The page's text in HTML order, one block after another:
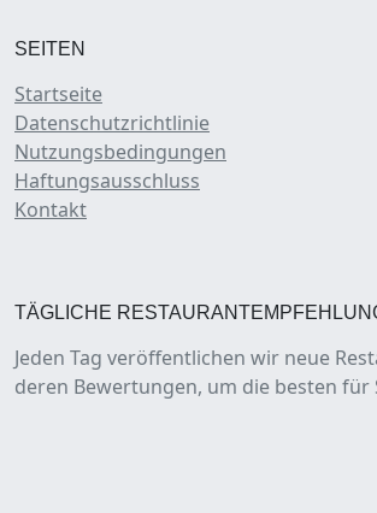
SEITEN
Startseite
Datenschutzrichtlinie
Nutzungsbedingungen
Haftungsausschluss
Kontakt
TÄGLICHE
Jeden Tag veröffentlichen wir neue
deren Bewertungen, um die besten für